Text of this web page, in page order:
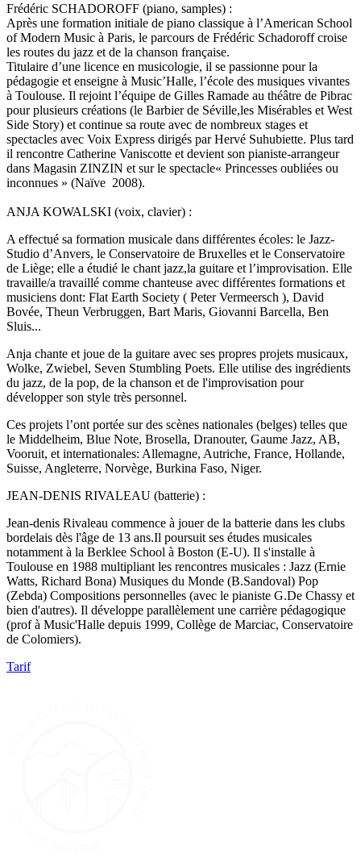
Frédéric SCHADOROFF (piano, samples) :
Après une formation initiale de piano classique à l’American School
of Modern Music à Paris, le parcours de Frédéric Schadoroff croise
les routes du jazz et de la chanson française.
Titulaire d’une licence en musicologie, il se passionne pour la
pédagogie et enseigne à Music’Halle, l’école des musiques vivantes
à Toulouse. Il rejoint l’équipe de Gilles Ramade au théâtre de Pibrac
pour plusieurs créations (le Barbier de Séville,les Misérables et West
Side Story) et continue sa route avec de nombreux stages et
spectacles avec Voix Express dirigés par Hervé Suhubiette. Plus tard
il rencontre Catherine Vaniscotte et devient son pianiste-arrangeur
dans Magasin ZINZIN et sur le spectacle« Princesses oubliées ou
inconnues » (Naïve 2008).
ANJA KOWALSKI (voix, clavier) :
A effectué sa formation musicale dans différentes écoles: le Jazz-
Studio d’Anvers, le Conservatoire de Bruxelles et le Conservatoire
de Liège; elle a étudié le chant jazz,la guitare et l’improvisation. Elle
travaille/a travaillé comme chanteuse avec différentes formations et
musiciens dont: Flat Earth Society ( Peter Vermeersch ), David
Bovée, Theun Verbruggen, Bart Maris, Giovanni Barcella, Ben
Sluis...
Anja chante et joue de la guitare avec ses propres projets musicaux,
Wolke, Zwiebel, Seven Stumbling Poets. Elle utilise des ingrédients
du jazz, de la pop, de la chanson et de l'improvisation pour
développer son style très personnel.
Ces projets l’ont portée sur des scènes nationales (belges) telles que
le Middelheim, Blue Note, Brosella, Dranouter, Gaume Jazz, AB,
Vooruit, et internationales: Allemagne, Autriche, France, Hollande,
Suisse, Angleterre, Norvège, Burkina Faso, Niger.
JEAN-DENIS RIVALEAU (batterie) :
Jean-denis Rivaleau commence à jouer de la batterie dans les clubs
bordelais dès l'âge de 13 ans.Il poursuit ses études musicales
notamment à la Berklee School à Boston (E-U). Il s'installe à
Toulouse en 1988 multipliant les rencontres musicales : Jazz (Ernie
Watts, Richard Bona) Musiques du Monde (B.Sandoval) Pop
(Zebda) Compositions personnelles (avec le pianiste G.De Chassy et
bien d'autres). Il développe parallèlement une carrière pédagogique
(prof à Music'Halle depuis 1999, Collège de Marciac, Conservatoire
de Colomiers).
Tarif